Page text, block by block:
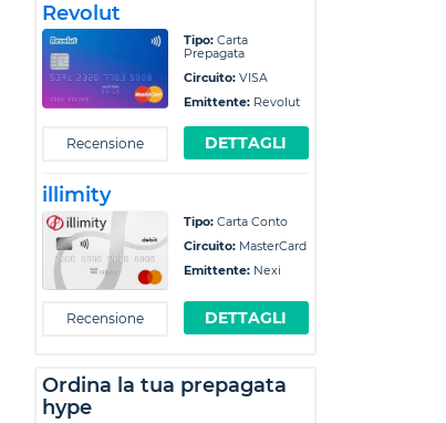
Revolut
Tipo:Carta
Prepagata
Circuito:VISA
Emittente:Revolut
Recensione DETTAGLI
illimity
Tipo:Carta Conto
Circuito:MasterCard
Emittente:Nexi
Recensione DETTAGLI
Ordina la tua prepagata
hype